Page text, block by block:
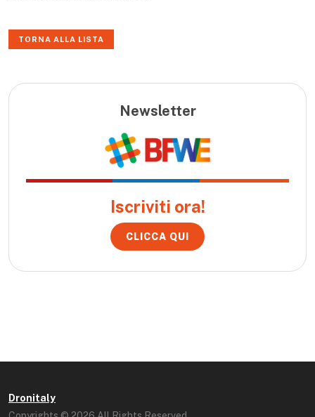
TORNA ALLA LISTA
Newsletter
Iscriviti ora!
CLICCA QUI
Dronitaly